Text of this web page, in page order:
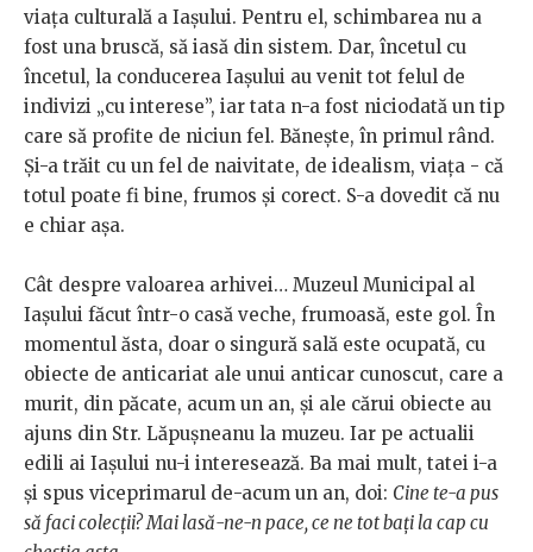
viața culturală a Iașului. Pentru el, schimbarea nu a
fost una bruscă, să iasă din sistem. Dar, încetul cu
încetul, la conducerea Iașului au venit tot felul de
indivizi „cu interese”, iar tata n-a fost niciodată un tip
care să profite de niciun fel. Bănește, în primul rând.
Și-a trăit cu un fel de naivitate, de idealism, viața - că
totul poate fi bine, frumos și corect. S-a dovedit că nu
e chiar așa.
Cât despre valoarea arhivei… Muzeul Municipal al
Iașului făcut într-o casă veche, frumoasă, este gol. În
momentul ăsta, doar o singură sală este ocupată, cu
obiecte de anticariat ale unui anticar cunoscut, care a
murit, din păcate, acum un an, și ale cărui obiecte au
ajuns din Str. Lăpușneanu la muzeu. Iar pe actualii
edili ai Iașului nu-i interesează. Ba mai mult, tatei i-a
și spus viceprimarul de-acum un an, doi: Cine te-a pus
să faci colecții? Mai lasă-ne-n pace, ce ne tot bați la cap cu